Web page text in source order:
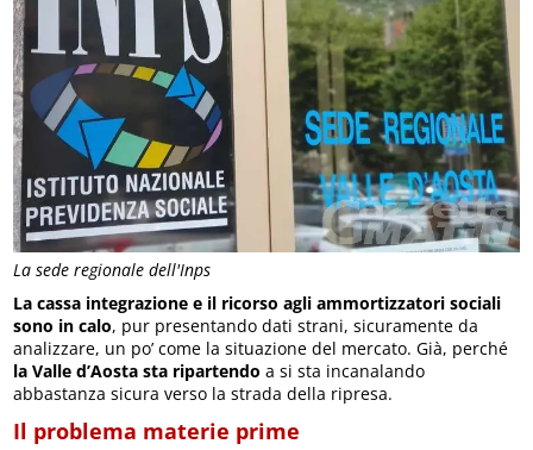
La sede regionale dell'Inps
La cassa integrazione e il ricorso agli ammortizzatori sociali
sono in calo, pur presentando dati strani, sicuramente da
analizzare, un po’ come la situazione del mercato. Già, perché
la Valle d’Aosta sta ripartendo a si sta incanalando
abbastanza sicura verso la strada della ripresa.
Il problema materie prime